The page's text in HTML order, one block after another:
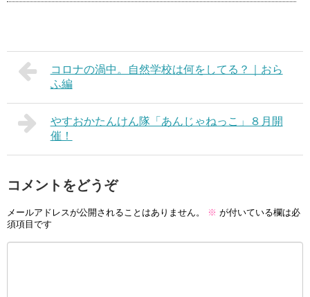
コロナの渦中。自然学校は何をしてる？｜おら
ふ編
やすおかたんけん隊「あんじゃねっこ」８月開
催！
コメントをどうぞ
メールアドレスが公開されることはありません。 ※ が付いている欄は必
須項目です